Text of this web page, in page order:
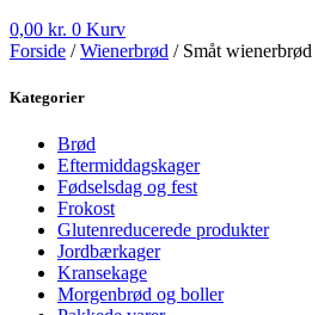
0,00 kr. 0 Kurv
Forside /Wienerbrød / Småt wienerbrød
Kategorier
Brød
Eftermiddagskager
Fødselsdag og fest
Frokost
Glutenreducerede produkter
Jordbærkager
Kransekage
Morgenbrød og boller